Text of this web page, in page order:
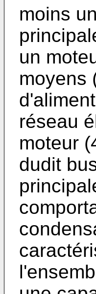
moins
un
moyens
réseau
moteur
dudit